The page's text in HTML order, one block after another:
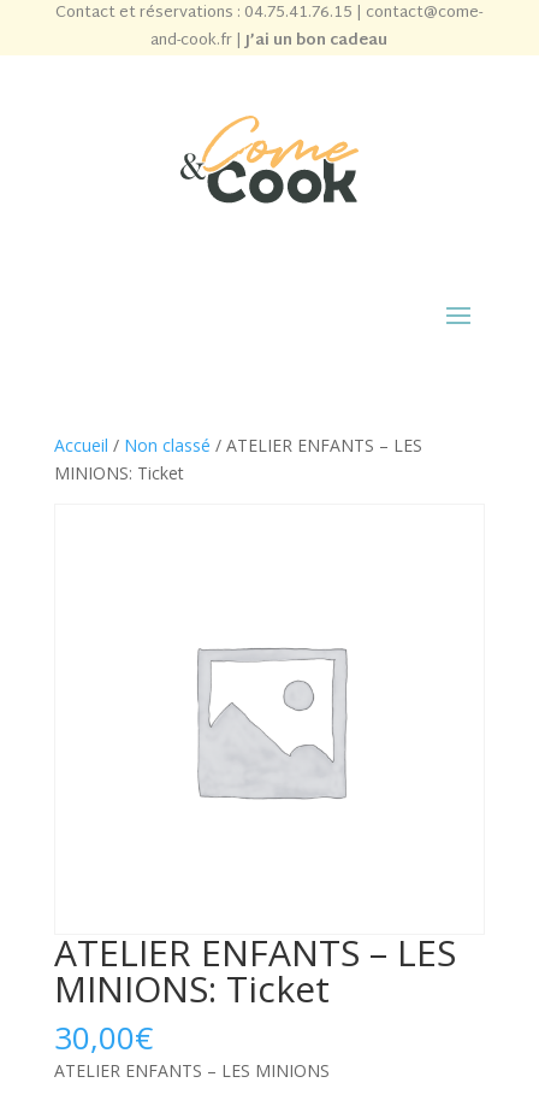
Contact et réservations : 04.75.41.76.15 | contact@come-
and-cook.fr|J’ai un bon cadeau
Accueil / Non classé / ATELIER ENFANTS – LES
MINIONS: Ticket
ATELIER ENFANTS – LES
MINIONS: Ticket
30,00€
ATELIER ENFANTS – LES MINIONS